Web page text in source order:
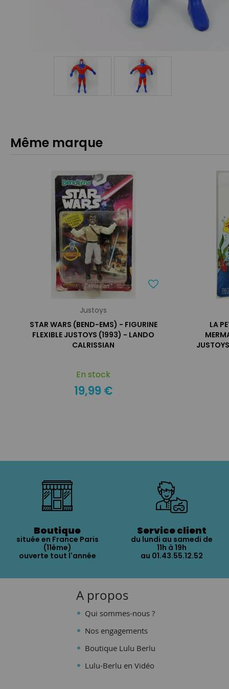
Même marque
Justoys
STAR WARS (BEND-EMS) - FIGURINE
FLEXIBLE JUSTOYS (1993) - LANDO
CALRISSIAN
En stock
19,99 €
LA
Boutique
située en France Paris
(11ème)
ouverte tout l'année
Service client
du lundi au samedi de
11h à 19h
au 01.43.55.12.52
A propos
Qui sommes-nous ?
Nos engagements
Boutique Lulu Berlu
Lulu-Berlu en Vidéo